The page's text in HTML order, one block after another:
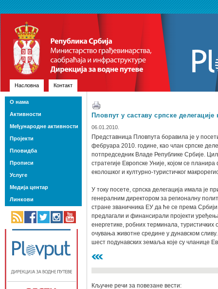
Насловна Контакт
Пловпут у саставу српске
06.01.2010.
Представница Пловпута боравила је у
фебруара 2010. године, као члан српске
потпредседник Владе Републике Србије.
стратегије Европске Уније, којом се
еколошког и културно-туристичког
У току посете, српска делегација имала је
генералним директором за регионалну
стране званичника ЕУ да ће се према
предлагали и финансирали пројекти
енергетике, робних терминала, туристичких
очувања животне средине у дунавском
шест подунавских земаља које су чланице
Кључне речи за повезане вести:
О нама
Активности
Међународне активности
Пројекти
Пловидба
Прописи
Услуге
Медија центар
Линкови